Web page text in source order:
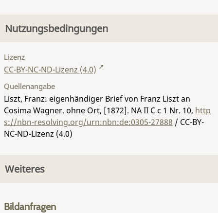
Nutzungsbedingungen
Lizenz
CC-BY-NC-ND-Lizenz (4.0)
Quellenangabe
Liszt, Franz: eigenhändiger Brief von Franz Liszt an
Cosima Wagner. ohne Ort, [1872]. NA II C c 1 Nr. 10, http
s://nbn-resolving.org/urn:nbn:de:0305-27888 / CC-BY-
NC-ND-Lizenz (4.0)
Weiteres
Bildanfragen